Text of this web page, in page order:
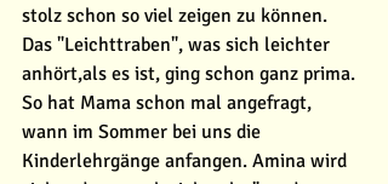
stolz schon so viel zeigen zu können.
Das "Leichttraben", was sich leichter
anhört,als es ist, ging schon ganz prima.
So hat Mama schon mal angefragt,
wann im Sommer bei uns die
Kinderlehrgänge anfangen. Amina wird